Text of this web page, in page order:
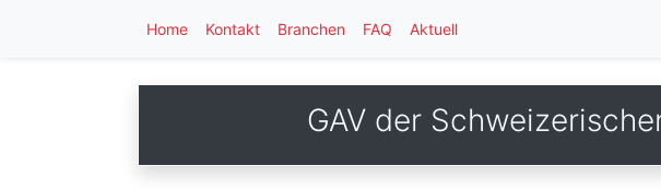
Home Kontakt Branchen FAQ Aktuell
GAV der